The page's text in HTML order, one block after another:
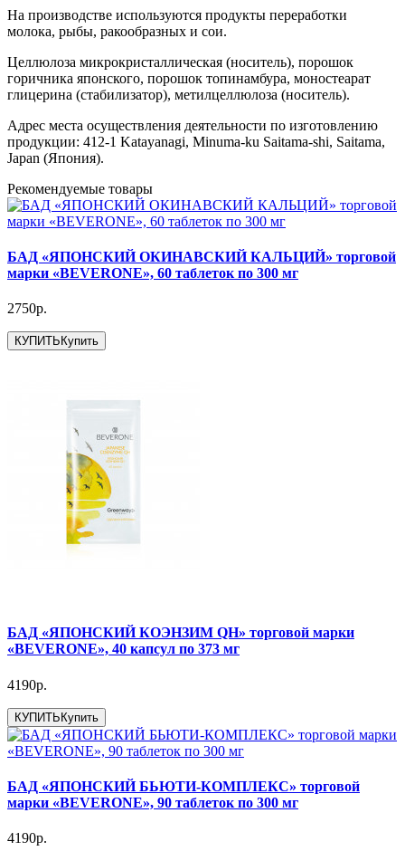
На производстве используются продукты переработки
молока, рыбы, ракообразных и сои.
Целлюлоза микрокристаллическая (носитель), порошок
горичника японского, порошок топинамбура, моностеарат
глицерина (стабилизатор), метилцеллюлоза (носитель).
Адрес места осуществления деятельности по изготовлению
продукции: 412-1 Katayanagi, Minuma-ku Saitama-shi, Saitama,
Japan (Япония).
Рекомендуемые товары
БАД «ЯПОНСКИЙ ОКИНАВСКИЙ КАЛЬЦИЙ» торговой
марки «BEVERONE», 60 таблеток по 300 мг
2750р.
КУПИТЬ Купить
БАД «ЯПОНСКИЙ КОЭНЗИМ QН» торговой марки
«BEVERONE», 40 капсул по 373 мг
4190р.
КУПИТЬКупить
БАД «ЯПОНСКИЙ БЬЮТИ-КОМПЛЕКС» торговой
марки «BEVERONE», 90 таблеток по 300 мг
4190р.